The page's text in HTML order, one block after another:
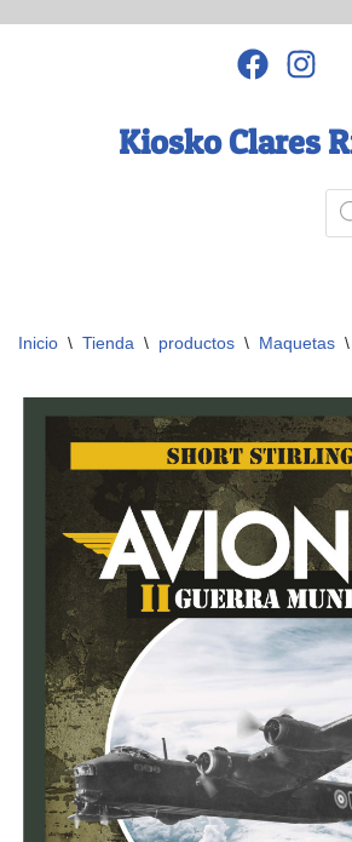
Kiosko Clares
Inicio \ Tienda \ productos \ Maquetas \